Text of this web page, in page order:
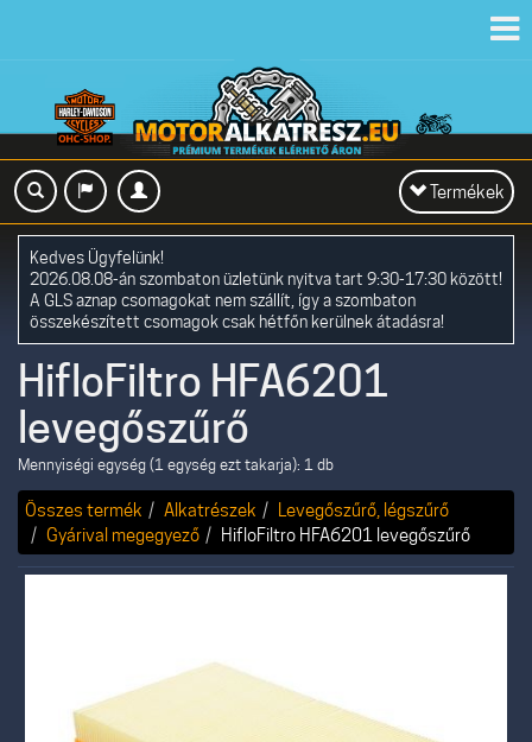
Toggle
navigation
Termékek
Kedves Ügyfelünk!
2026.08.08-án szombaton üzletünk nyitva tart 9:30-17:30 között!
A GLS aznap csomagokat nem szállít, így a szombaton
összekészített csomagok csak hétfőn kerülnek átadásra!
HifloFiltro HFA6201
levegőszűrő
Mennyiségi egység (1 egység ezt takarja): 1 db
Összes termék Alkatrészek
Levegőszűrő, légszűrő
Gyárival megegyező
HifloFiltro HFA6201 levegőszűrő